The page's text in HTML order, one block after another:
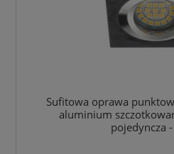
Sufitowa oprawa
aluminium
pojedyncza